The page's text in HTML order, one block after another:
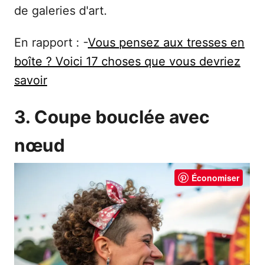
de galeries d'art.
En rapport : -Vous pensez aux tresses en
boîte ? Voici 17 choses que vous devriez
savoir
3. Coupe bouclée avec
nœud
Économiser